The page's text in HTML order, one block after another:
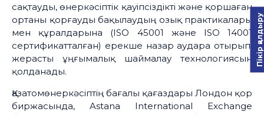
сақтауды, өнеркәсіптік қауіпсіздікті және қоршаған
ортаны қорғауды бақылаудың озық практикалары
мен құралдарына (ISO 45001 және ISO 14001
сертификатталған) ерекше назар аудара отырып,
жерасты ұңғымалық шаймалау технологиясын
қолданады.
Қазатомөнеркәсіптің бағалы қағаздары Лондон қор
биржасында, Astana International Exchange
Пікір қалдыру